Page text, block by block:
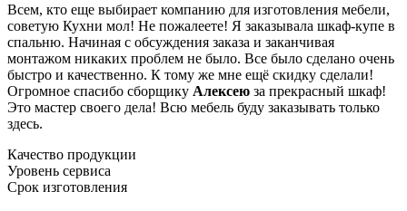
Всем, кто еще выбирает компанию для изготовления мебели,
советую Кухни мол! Не пожалеете! Я заказывала шкаф-купе в
спальню. Начиная с обсуждения заказа и заканчивая
монтажом никаких проблем не было. Все было сделано очень
быстро и качественно. К тому же мне ещё скидку сделали!
Огромное спасибо сборщику Алексею за прекрасный шкаф!
Это мастер своего дела! Всю мебель буду заказывать только
здесь.
Качество продукции
Уровень сервиса
Срок изготовления